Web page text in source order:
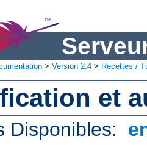
> Version 2.4 > Recettes /
et
Disponibles: